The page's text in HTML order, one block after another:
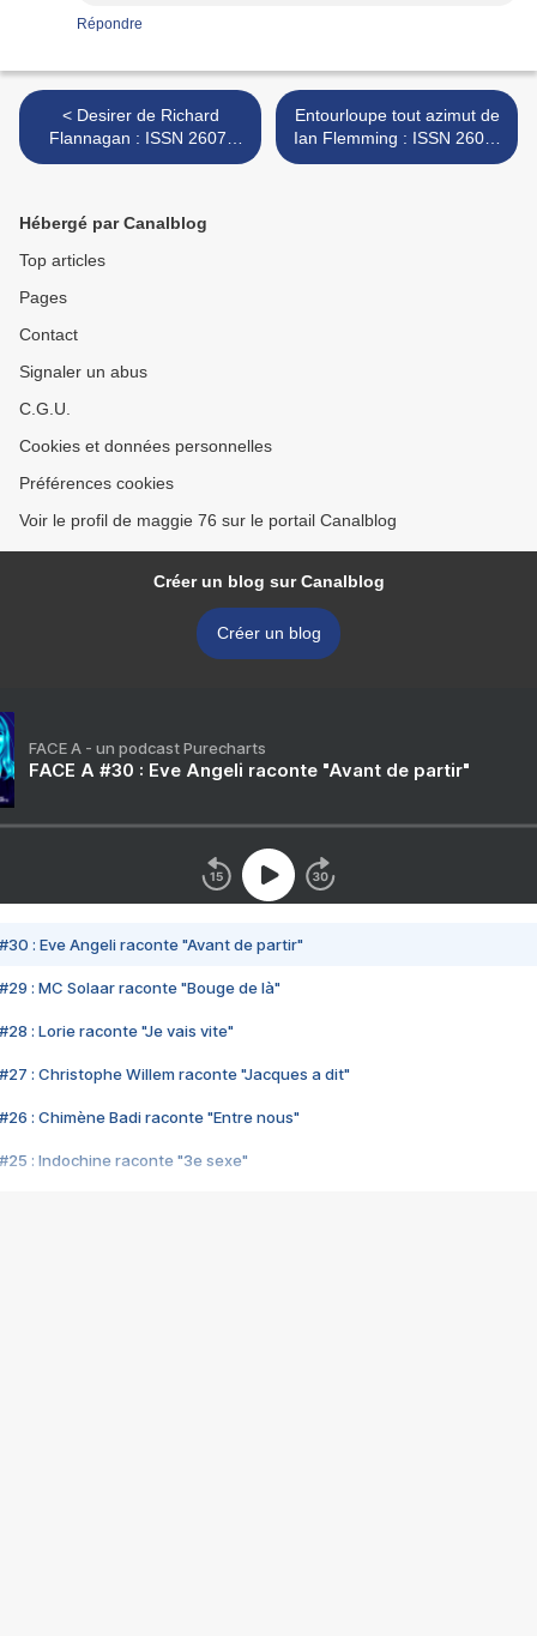
Répondre
< Desirer de Richard
Flannagan : ISSN 2607-
0006
Entourloupe tout azimut de
Ian Flemming : ISSN 2607-
0006 >
Hébergé par Canalblog
Top articles
Pages
Contact
Signaler un abus
C.G.U.
Cookies et données personnelles
Préférences cookies
Voir le profil de maggie 76 sur le portail Canalblog
Créer un blog sur Canalblog
Créer un blog
FACE A - un podcast Purecharts
FACE A #30 : Eve Angeli raconte "Avant de partir"
#30 : Eve Angeli raconte "Avant de partir"
#29 : MC Solaar raconte "Bouge de là"
#28 : Lorie raconte "Je vais vite"
#27 : Christophe Willem raconte "Jacques a dit"
#26 : Chimène Badi raconte "Entre nous"
#25 : Indochine raconte "3e sexe"